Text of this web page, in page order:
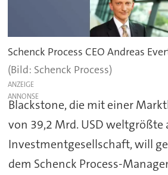
Schenck Process CEO Andreas
(Bild: Schenck Process)
ANZEIGE
Blackstone, die mit einer
von 39,2 Mrd. USD weltgrößte
Investmentgesellschaft, will
dem Schenck Process-